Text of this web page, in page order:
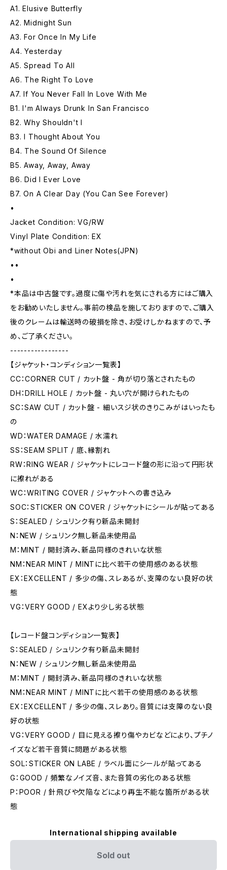
A1. Elusive Butterfly
A2. Midnight Sun
A3. For Once In My Life
A4. Yesterday
A5. Spread To All
A6. The Right To Love
A7. If You Never Fall In Love With Me
B1. I'm Always Drunk In San Francisco
B2. Why Shouldn't I
B3. I Thought About You
B4. The Sound Of Silence
B5. Away, Away, Away
B6. Did I Ever Love
B7. On A Clear Day (You Can See Forever)
•
Jacket Condition: VG/RW
Vinyl Plate Condition: EX
*without Obi and Liner Notes(JPN)
••
•
*本品は中古盤です。過度に傷や汚れを気にされる方にはご購入
をお勧めいたしません。事前の検品を施しておりますので、ご購入
後のクレームは輸送時の破損を除き、お受けしかねますので、予
め、ご了承ください。
-----------------
【ジャケット・コンディション一覧表】
CC：CORNER CUT / カット盤 - 角が切り落とされたもの
DH：DRILL HOLE / カット盤 - 丸い穴が開けられたもの
SC：SAW CUT / カット盤 - 細いスジ状のきりこみがはいったも
の
WD：WATER DAMAGE / 水濡れ
SS：SEAM SPLIT / 底、縁割れ
RW：RING WEAR / ジャケットにレコード盤の形に沿って円形状
に擦れがある
WC：WRITING COVER / ジャケットへの書き込み
SOC：STICKER ON COVER / ジャケットにシールが貼ってある
S：SEALED / シュリンク有り新品未開封
N：NEW / シュリンク無し新品未使用品
M：MINT / 開封済み、新品同様のきれいな状態
NM：NEAR MINT / MINTに比べ若干の使用感のある状態
EX：EXCELLENT / 多少の傷、スレあるが、支障のない良好の状
態
VG：VERY GOOD / EXより少し劣る状態
【レコード盤コンディション一覧表】
S：SEALED / シュリンク有り新品未開封
N：NEW / シュリンク無し新品未使用品
M：MINT / 開封済み、新品同様のきれいな状態
NM：NEAR MINT / MINTに比べ若干の使用感のある状態
EX：EXCELLENT / 多少の傷、スレあり。音質には支障のない良
好の状態
VG：VERY GOOD / 目に見える擦り傷やカビなどにより、プチノ
イズなど若干音質に問題がある状態
SOL：STICKER ON LABE / ラベル面にシールが貼ってある
G：GOOD / 頻繁なノイズ音、また音質の劣化のある状態
P：POOR / 針飛びや欠陥などにより再生不能な箇所がある状
態
International shipping available
Sold out